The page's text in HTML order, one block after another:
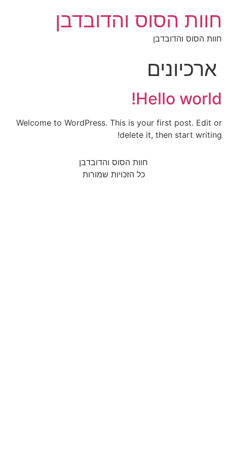
חוות הסוס והדובדבן
חוות הסוס והדובדבן
ארכיונים
Hello world!
Welcome to WordPress. This is your first post. Edit or
delete it, then start writing!
חוות הסוס והדובדבן
כל הזכויות שמורות